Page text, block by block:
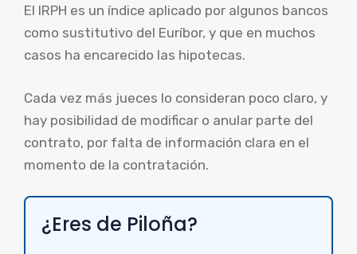
El IRPH es un índice aplicado por algunos bancos
como sustitutivo del Euríbor, y que en muchos
casos ha encarecido las hipotecas.
Cada vez más jueces lo consideran poco claro, y
hay posibilidad de modificar o anular parte del
contrato, por falta de información clara en el
momento de la contratación.
¿Eres de Piloña?